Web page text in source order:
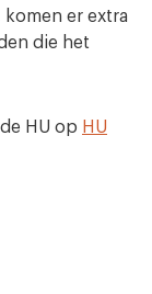
komen er extra
die het
HU op HU